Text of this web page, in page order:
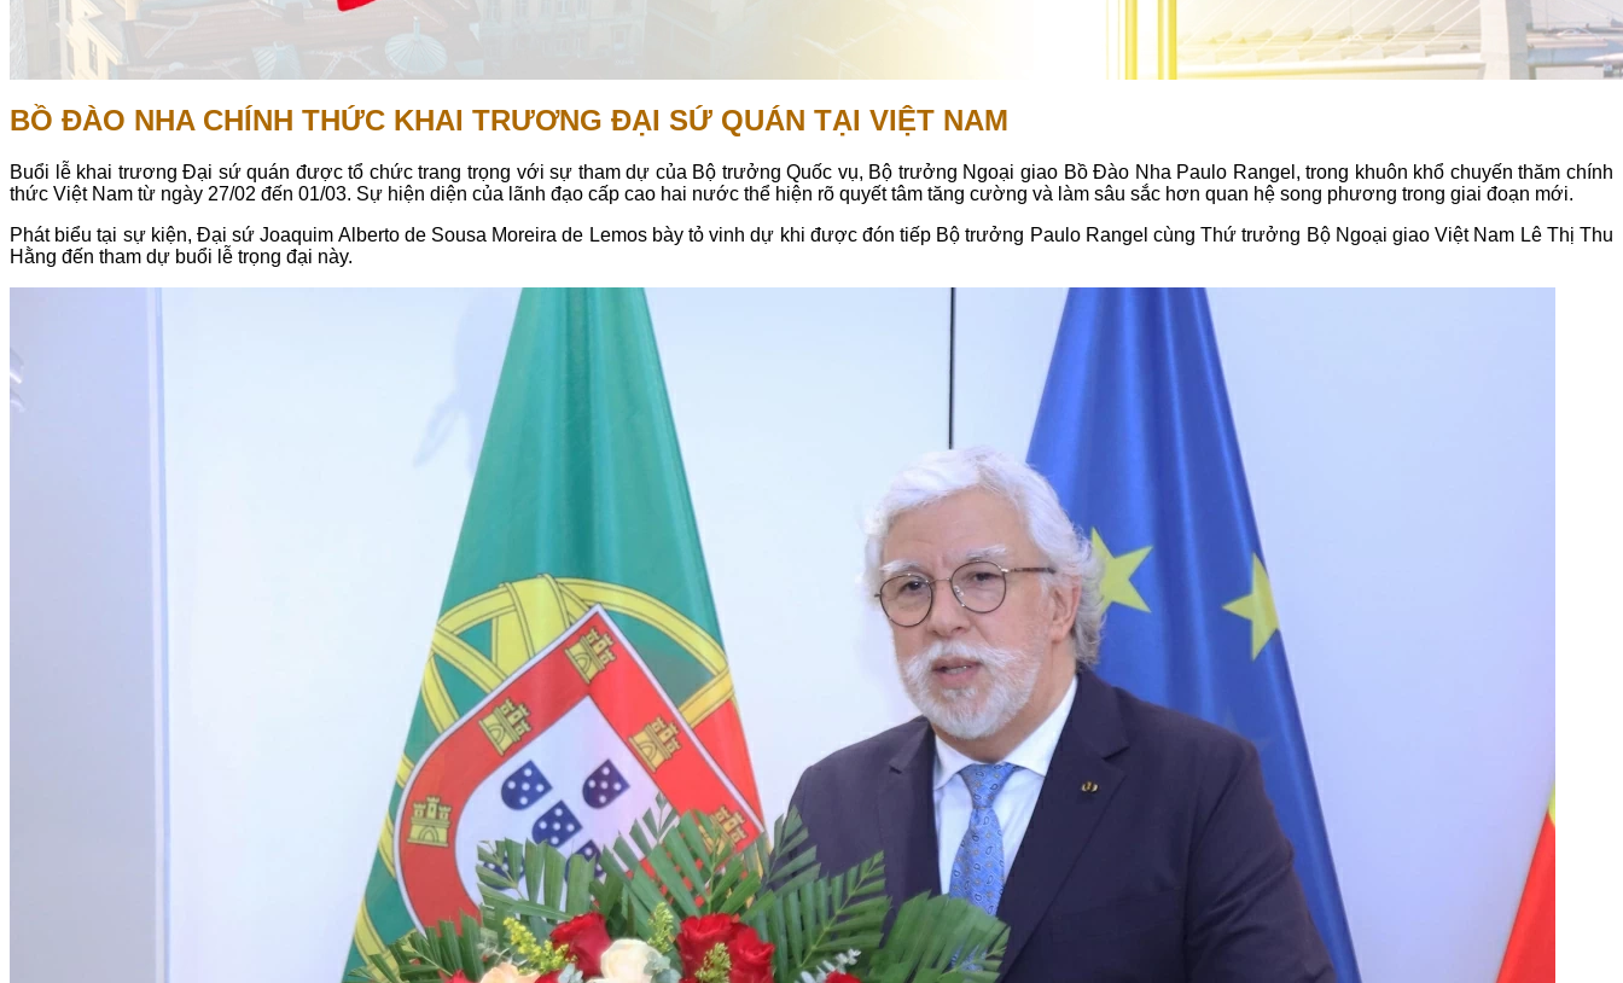
BỒ ĐÀO NHA CHÍNH THỨC KHAI TRƯƠNG ĐẠI SỨ QUÁN TẠI VIỆT NAM
Buổi lễ khai trương Đại sứ quán được tổ chức trang trọng với sự tham dự của Bộ trưởng Quốc vụ, Bộ trưởng Ngoại giao Bồ Đào Nha Paulo Rangel, trong khuôn khổ chuyến thăm chính
thức Việt Nam từ ngày 27/02 đến 01/03. Sự hiện diện của lãnh đạo cấp cao hai nước thể hiện rõ quyết tâm tăng cường và làm sâu sắc hơn quan hệ song phương trong giai đoạn mới.
Phát biểu tại sự kiện, Đại sứ Joaquim Alberto de Sousa Moreira de Lemos bày tỏ vinh dự khi được đón tiếp Bộ trưởng Paulo Rangel cùng Thứ trưởng Bộ Ngoại giao Việt Nam Lê Thị Thu
Hằng đến tham dự buổi lễ trọng đại này.